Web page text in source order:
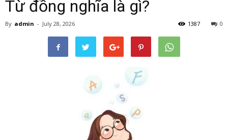
Từ đồng nghĩa là gì?
By admin - July 28, 2026 0
1387